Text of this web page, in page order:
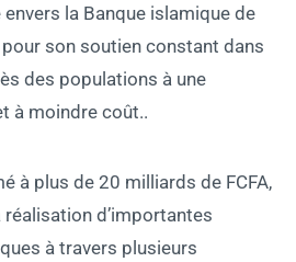
envers la Banque islamique de
son soutien constant dans
des populations à une
à moindre coût..
à plus de 20 milliards de FCFA,
réalisation d’importantes
à travers plusieurs